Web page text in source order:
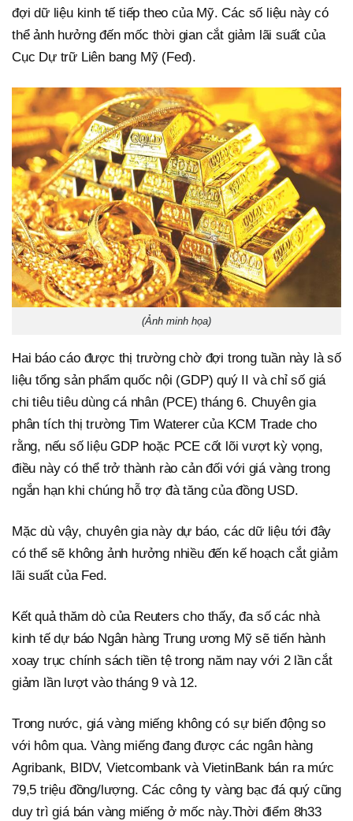
đợi dữ liệu kinh tế tiếp theo của Mỹ. Các số liệu này có
thể ảnh hưởng đến mốc thời gian cắt giảm lãi suất của
Cục Dự trữ Liên bang Mỹ (Fed).
(Ảnh minh họa)
Hai báo cáo được thị trường chờ đợi trong tuần này là số
liệu tổng sản phẩm quốc nội (GDP) quý II và chỉ số giá
chi tiêu tiêu dùng cá nhân (PCE) tháng 6. Chuyên gia
phân tích thị trường Tim Waterer của KCM Trade cho
rằng, nếu số liệu GDP hoặc PCE cốt lõi vượt kỳ vọng,
điều này có thể trở thành rào cản đối với giá vàng trong
ngắn hạn khi chúng hỗ trợ đà tăng của đồng USD.
Mặc dù vậy, chuyên gia này dự báo, các dữ liệu tới đây
có thể sẽ không ảnh hưởng nhiều đến kế hoạch cắt giảm
lãi suất của Fed.
Kết quả thăm dò của Reuters cho thấy, đa số các nhà
kinh tế dự báo Ngân hàng Trung ương Mỹ sẽ tiến hành
xoay trục chính sách tiền tệ trong năm nay với 2 lần cắt
giảm lần lượt vào tháng 9 và 12.
Trong nước, giá vàng miếng không có sự biến động so
với hôm qua. Vàng miếng đang được các ngân hàng
Agribank, BIDV, Vietcombank và VietinBank bán ra mức
79,5 triệu đồng/lượng. Các công ty vàng bạc đá quý cũng
duy trì giá bán vàng miếng ở mốc này.Thời điểm 8h33